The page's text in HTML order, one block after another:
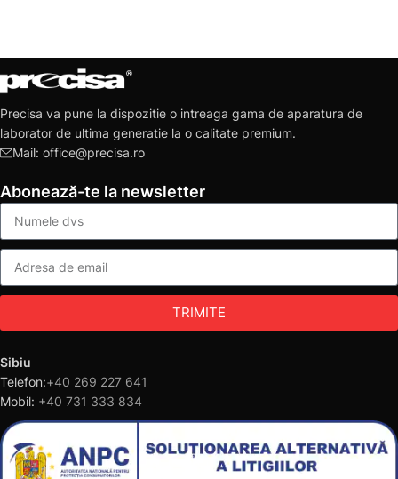
Precisa va pune la dispozitie o intreaga gama de aparatura de
laborator de ultima generatie la o calitate premium.
Mail: office@precisa.ro
Abonează-te la newsletter
TRIMITE
Sibiu
Telefon:+40 269 227 641
Mobil: +40 731 333 834